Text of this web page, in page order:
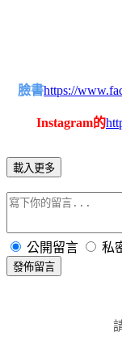
臉書https://
Instagram的
載入更多
公開留言 私
發佈留言